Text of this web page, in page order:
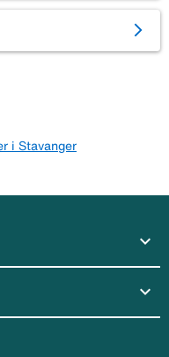
i Stavanger
expand_more
expand_more